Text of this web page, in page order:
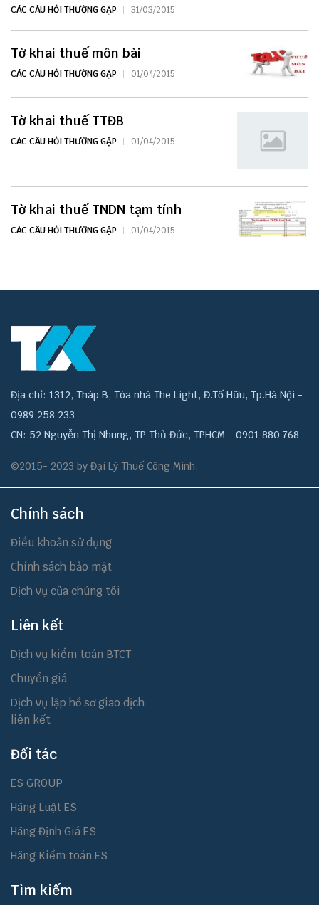
CÁC CÂU HỎI THƯỜNG GẶP 31/03/2015
Tờ khai thuế môn bài
CÁC CÂU HỎI THƯỜNG GẶP 01/04/2015
Tờ khai thuế TTĐB
CÁC CÂU HỎI THƯỜNG GẶP 01/04/2015
Tờ khai thuế TNDN tạm tính
CÁC CÂU HỎI THƯỜNG GẶP 01/04/2015
Địa chỉ: 1312, Tháp B, Tòa nhà The Light, Đ.Tố Hữu, Tp.Hà Nội -
0989 258 233
CN: 52 Nguyễn Thị Nhung, TP Thủ Đức, TPHCM - 0901 880 768
©2015- 2023 by Đại Lý Thuế Công Minh.
Chính sách
Điều khoản sử dụng
Chính sách bảo mật
Dịch vụ của chúng tôi
Liên kết
Dịch vụ kiểm toán BTCT
Chuyển giá
Dịch vụ lập hồ sơ giao dịch
liên kết
Đối tác
ES GROUP
Hãng Luật ES
Hãng Định Giá ES
Hãng Kiểm toán ES
Tìm kiếm